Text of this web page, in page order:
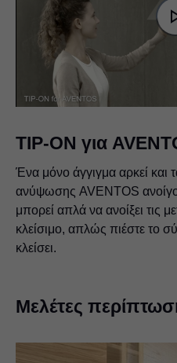
Video
TIP-ON για
Ένα μόνο άγγιγμα αρκεί και
ανύψωσης AVENTOS
μπορεί απλά να ανοίξει τις
κλείσιμο, απλώς πιέστε το
κλείσει.
Μελέτες